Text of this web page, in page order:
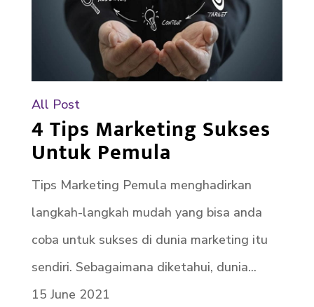
All Post
4 Tips Marketing Sukses
Untuk Pemula
Tips Marketing Pemula menghadirkan
langkah-langkah mudah yang bisa anda
coba untuk sukses di dunia marketing itu
sendiri. Sebagaimana diketahui, dunia...
15 June 2021